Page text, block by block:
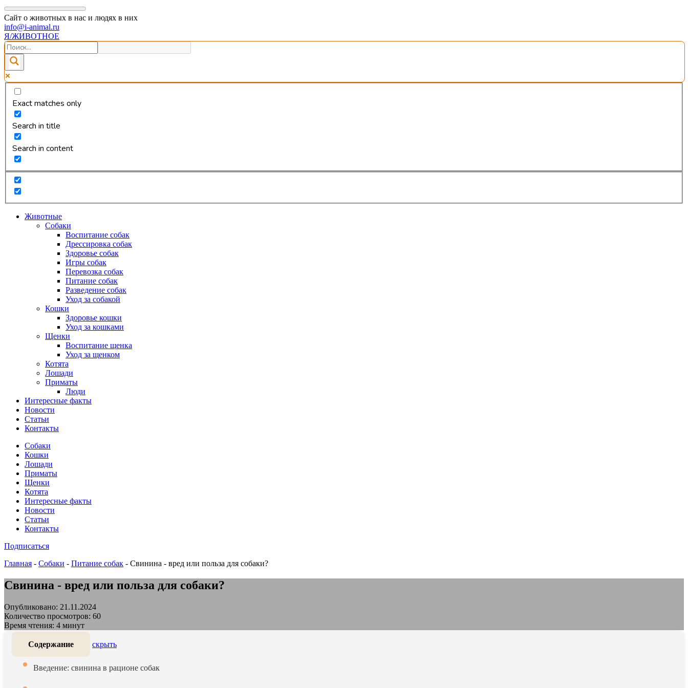
Сайт о животных в нас и людях в них
info@i-animal.ru
Я/ЖИВОТНОЕ
Exact matches only
Search in title
Search in content
Животные
Собаки
Воспитание собак
Дрессировка собак
Здоровье собак
Игры собак
Перевозка собак
Питание собак
Разведение собак
Уход за собакой
Кошки
Здоровье кошки
Уход за кошками
Щенки
Воспитание щенка
Уход за щенком
Котята
Лошади
Приматы
Люди
Интересные факты
Новости
Статьи
Контакты
Собаки
Кошки
Лошади
Приматы
Щенки
Котята
Интересные факты
Новости
Статьи
Контакты
Подписаться
Главная - Собаки - Питание собак - Свинина - вред или польза для собаки?
Свинина - вред или польза для собаки?
Опубликовано: 21.11.2024
Количество просмотров: 60
Время чтения: 4 минут
Содержание скрыть
Введение: свинина в рационе собак